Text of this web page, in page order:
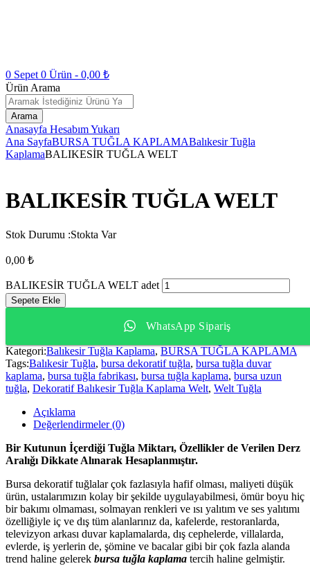
0 Sepet 0 Ürün - 0,00 ₺
Ürün Arama
Arama
Anasayfa HesabımYukarı
Ana SayfaBURSA TUĞLA KAPLAMABalıkesir Tuğla
KaplamaBALIKESİR TUĞLA WELT
BALIKESİR TUĞLA WELT
Stok Durumu :Stokta Var
0,00 ₺
BALIKESİR TUĞLA WELT adet
Sepete Ekle
WhatsApp Sipariş
Kategori:Balıkesir Tuğla Kaplama, BURSA TUĞLA KAPLAMA
Tags:Balıkesir Tuğla, bursa dekoratif tuğla, bursa tuğla duvar
kaplama, bursa tuğla fabrikası, bursa tuğla kaplama, bursa uzun
tuğla, Dekoratif Balıkesir Tuğla Kaplama Welt, Welt Tuğla
Açıklama
Değerlendirmeler (0)
Bir Kutunun İçerdiği Tuğla Miktarı, Özellikler de Verilen Derz
Aralığı Dikkate Alınarak Hesaplanmıştır.
Bursa dekoratif tuğlalar çok fazlasıyla hafif olması, maliyeti düşük
ürün, ustalarımızın kolay bir şekilde uygulayabilmesi, ömür boyu hiç
bir bakımı olmaması, solmayan renkleri ve ısı yalıtım ve ses yalıtımı
özelliğiyle iç ve dış tüm alanlarınız da, kafelerde, restoranlarda,
televizyon arkası duvar kaplamalarda, dış cephelerde, villalarda,
evlerde, iş yerlerin de, şömine ve bacalar gibi bir çok fazla alanda
trend haline gelerek bursa tuğla kaplama tercih haline gelmiştir.